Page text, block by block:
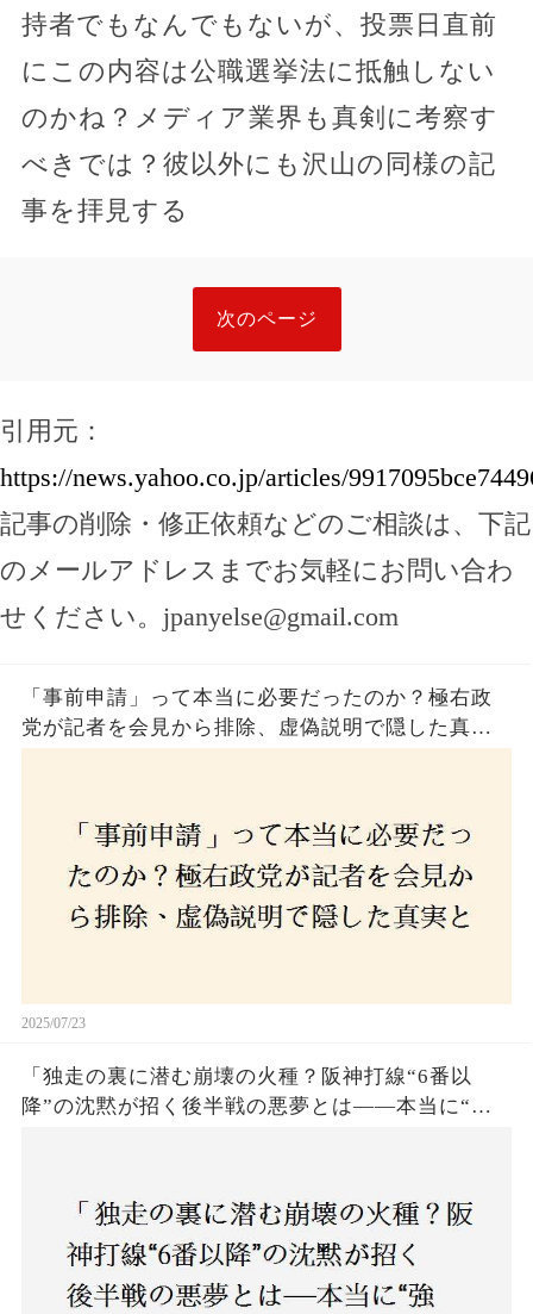
持者でもなんでもないが、投票日直前
にこの内容は公職選挙法に抵触しない
のかね？メディア業界も真剣に考察す
べきでは？彼以外にも沢山の同様の記
事を拝見する
次のページ
引用元：
https://news.yahoo.co.jp/articles/
記事の削除・修正依頼などのご相談は、下記
のメールアドレスまでお気軽にお問い合わ
せください。 jpanyelse@gmail.com
「事前申請」って本当に必要だったのか？極右政
党が記者を会見から排除、虚偽説明で隠した真実
2025/07/23
「独走の裏に潜む崩壊の火種？阪神打線“6番以
降”の沈黙が招く後半戦の悪夢とは——本当に“強